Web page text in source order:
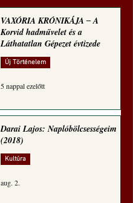
VAXÓRIA KRÓNIKÁJA ‒ A
Korvid hadművelet és a
Láthatatlan Gépezet évtizede
Új Történelem
5 nappal ezelőtt
Darai Lajos: Naplóbölcsességeim
(2018)
Kultúra
aug. 2.